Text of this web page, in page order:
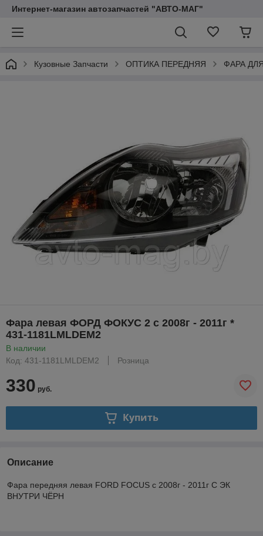
Интернет-магазин автозапчастей "АВТО-МАГ"
Кузовные Запчасти ОПТИКА ПЕРЕДНЯЯ ФАРА
Фара левая ФОРД ФОКУС 2 с 2008г - 2011г *
431-1181LMLDEM2
В наличии
Код: 431-1181LMLDEM2
Розница
330 руб.
Купить
Описание
Фара передняя левая FORD FOCUS с 2008г - 2011г C ЭК
ВНУТРИ ЧЁРН